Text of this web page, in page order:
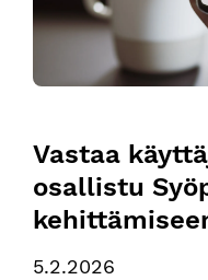
Vastaa
osallistu
5.2.2026